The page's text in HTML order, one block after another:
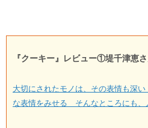
『クーキー』レビュー①堤千津恵
大切にされたモノは、その表情も深
な表情をみせる そんなところにも、